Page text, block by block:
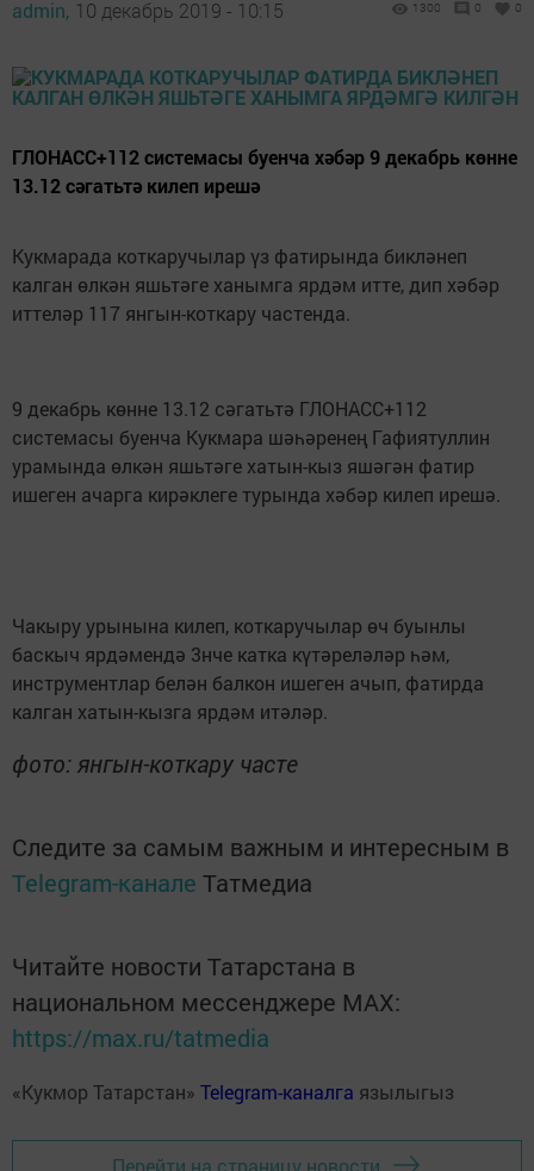
admin, 10 декабрь 2019 - 10:15 1300 0 0
ГЛОНАСС+112 системасы буенча хәбәр 9 декабрь көнне
13.12 сәгатьтә килеп ирешә
Кукмарада коткаручылар үз фатирында бикләнеп
калган өлкән яшьтәге ханымга ярдәм итте, дип хәбәр
иттеләр 117 янгын-коткару частенда.
9 декабрь көнне 13.12 сәгатьтә ГЛОНАСС+112
системасы буенча Кукмара шәһәренең Гафиятуллин
урамында өлкән яшьтәге хатын-кыз яшәгән фатир
ишеген ачарга кирәклеге турында хәбәр килеп ирешә.
Чакыру урынына килеп, коткаручылар өч буынлы
баскыч ярдәмендә 3нче катка күтәреләләр һәм,
инструментлар белән балкон ишеген ачып, фатирда
калган хатын-кызга ярдәм итәләр.
фото: янгын-коткару часте
Следите за самым важным и интересным в
Telegram-канале Татмедиа
Читайте новости Татарстана в
национальном мессенджере MАХ:
https://max.ru/tatmedia
«Кукмор Татарстан» Telegram-каналга язылыгыз
Перейти на страницу новости